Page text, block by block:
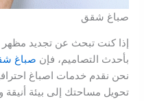
صباغ شقق
إذا كنت تبحث عن تجديد مظهر
بأحدث التصاميم، فإن صباغ
نحن نقدم خدمات اصباغ
تحويل مساحتك إلى بيئة